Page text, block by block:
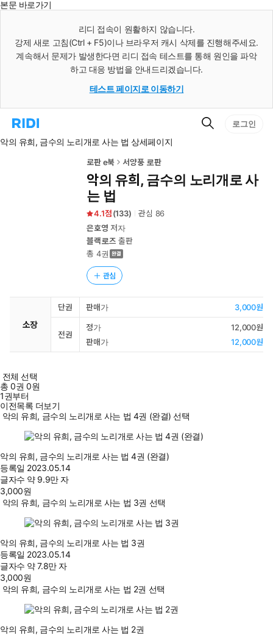
본문 바로가기
리디 접속이 원활하지 않습니다.
강제 새로 고침(Ctrl + F5)이나 브라우저 캐시 삭제를 진행해주세요.
계속해서 문제가 발생한다면 리디 접속 테스트를 통해 원인을 파악
하고 대응 방법을 안내드리겠습니다.
테스트 페이지로 이동하기
리
홈
검
로그인
악의 유희, 금수의 노리개로 사는 법 상세페이지
로판 e북 서양풍 로판
악의 유희, 금수의 노리개로 사
는 법
4.1 (133) 관심 86
은호영 저자
블랙로즈 출판
총 4권
관심
소장
단권 판매가 3,000원
전권
정가
12,000원
판매가
12,000원
전체 선택
총0권 0원
1권부터
이전목록 더보기
악의 유희, 금수의 노리개로 사는 법 4권 (완결) 선택
악의 유희, 금수의 노리개로 사는 법 4권 (완결)
등록일 2023.05.14
글자수 약 9.9만 자
3,000원
악의 유희, 금수의 노리개로 사는 법 3권 선택
악의 유희, 금수의 노리개로 사는 법 3권
등록일 2023.05.14
글자수 약 7.8만 자
3,000원
악의 유희, 금수의 노리개로 사는 법 2권 선택
악의 유희, 금수의 노리개로 사는 법 2권